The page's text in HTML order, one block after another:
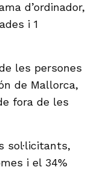
d’ordinador,
i 1
les persones
de Mallorca,
fora de les
sol·licitants,
i el 34%